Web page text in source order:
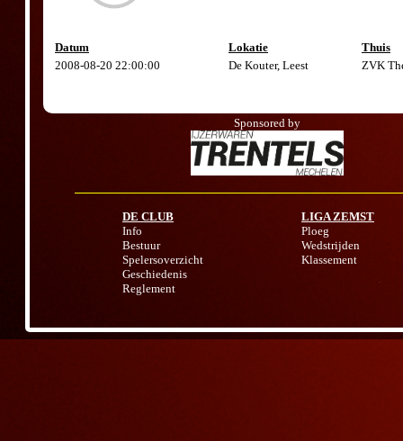
Datum Lokatie
Thuis
2008-08-20 22:00:00
De Kouter, Leest ZVK
Sponsored by
DE CLUB
Info
Bestuur
Spelersoverzicht
Geschiedenis
Reglement
LIGA ZEMST
Ploeg
Wedstrijden
Klassement